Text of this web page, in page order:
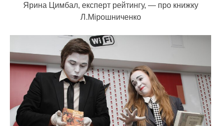
Ярина Цимбал, експерт рейтингу, — про книжку
Л.Мірошниченко